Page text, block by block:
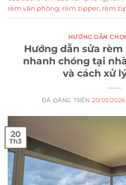
rèm văn phòng, rèm zipper, rèm
HƯỚNG DẪN
Hướng dẫn sửa
nhanh chóng tại
và cách xử
ĐÃ ĐĂNG TRÊN20/03/2026
20
Th3